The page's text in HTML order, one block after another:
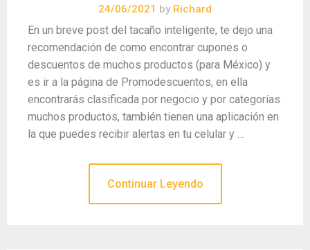
24/06/2021 by Richard
En un breve post del tacaño inteligente, te dejo una
recomendación de como encontrar cupones o
descuentos de muchos productos (para México) y
es ir a la página de Promodescuentos, en ella
encontrarás clasificada por negocio y por categorías
muchos productos, también tienen una aplicación en
la que puedes recibir alertas en tu celular y …
Continuar Leyendo